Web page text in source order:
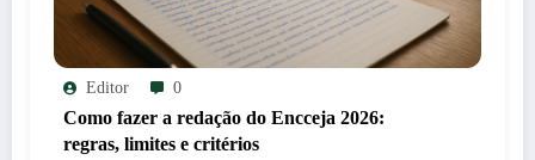
Editor 0
Como fazer a redação do Encceja 2026:
regras, limites e critérios